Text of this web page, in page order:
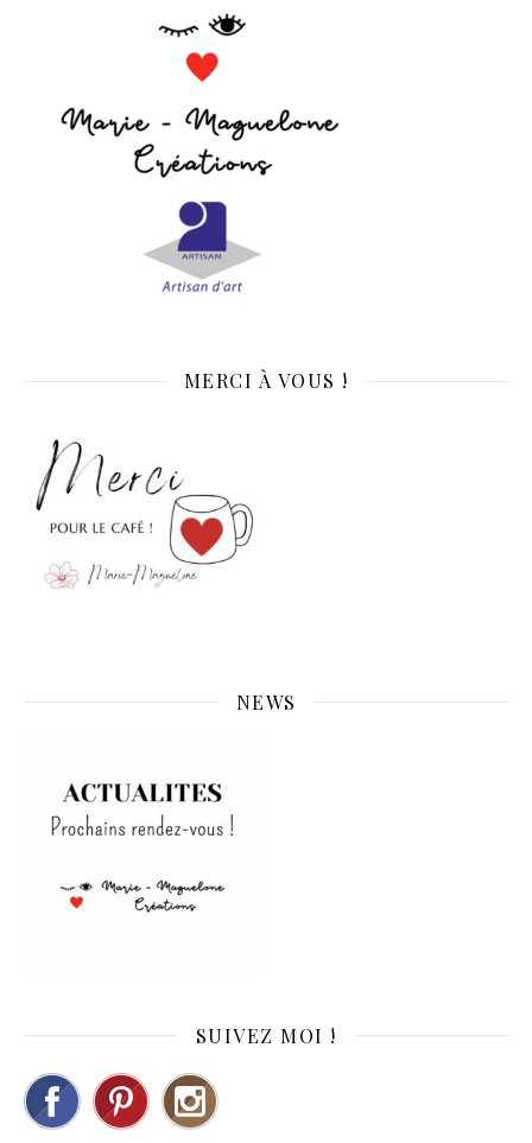
MERCI À VOUS !
NEWS
SUIVEZ MOI !